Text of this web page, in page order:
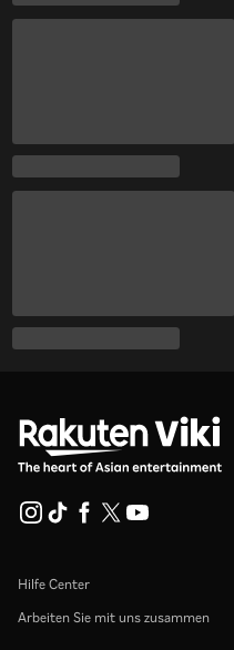
Hilfe Center
Arbeiten Sie mit uns zusammen